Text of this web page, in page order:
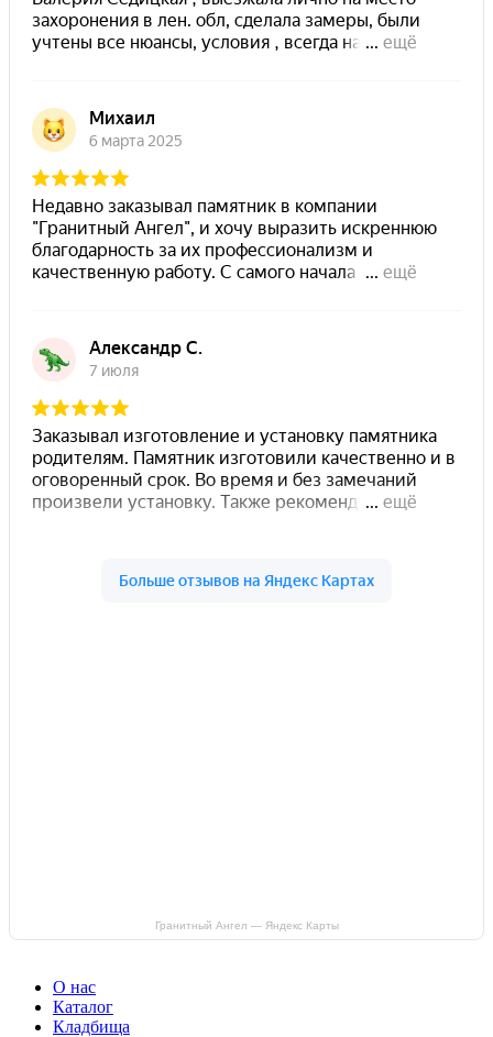
Гранитный Ангел — Яндекс Карты
О нас
Каталог
Кладбища